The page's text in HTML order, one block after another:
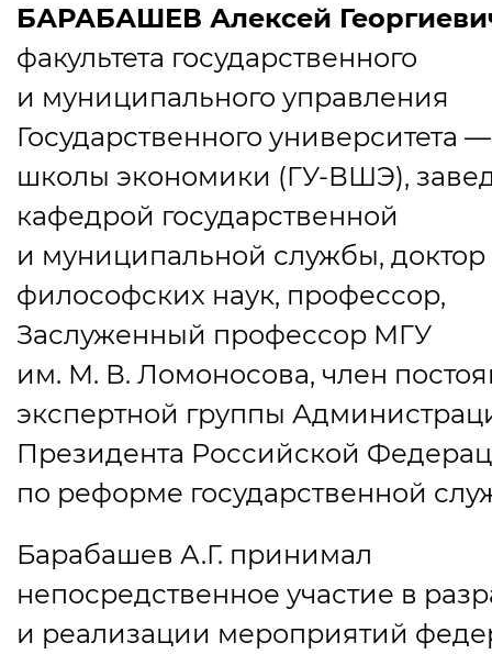
БАРАБАШЕВ Алексей
факультета государственного
и муниципального управления
Государственного университета
школы экономики (ГУ-ВШЭ),
кафедрой государственной
и муниципальной службы, доктор
философских наук, профессор,
Заслуженный профессор МГУ
им. М. В. Ломоносова, член
экспертной группы
Президента Российской
по реформе государственной
Барабашев А.Г. принимал
непосредственное участие в
и реализации мероприятий